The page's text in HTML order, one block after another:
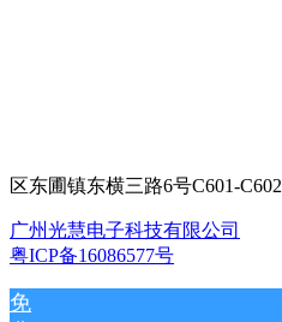
区东圃镇东横三路6号C601-C602
广州光慧电子科技有限公司
粤ICP备16086577号
免